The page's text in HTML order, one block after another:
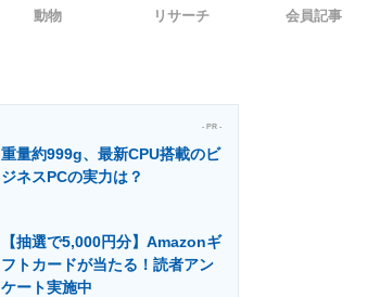
マーケ×ITの今がよく分かる
動物 リサーチ 会員記事
- PR -
重量約999g、最新CPU搭載のビ
ジネスPCの実力は？
【抽選で5,000円分】Amazonギ
フトカードが当たる！読者アン
ケート実施中